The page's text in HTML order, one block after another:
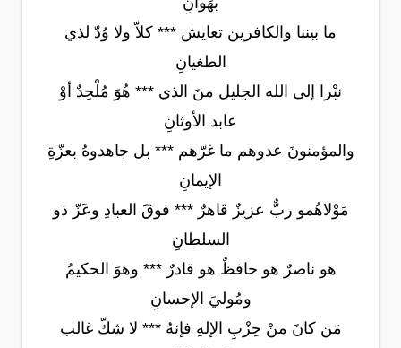
ما بيننا والكافرين تعايش *** كلاّ ولا وُدّ لذي
الطغيانِ
نبْرا إلى الله الجليل منَ الذي *** هُوَ مُلْحِدٌ أوْ
عابد الأوثانِ
والمؤمنونَ عدوهم ما غرّهم *** بل جاهدوهُ بعزّةِ
الإيمانِ
مَوْلاهُمو ربٌّ عزيزٌ قاهرٌ *** فوقَ العبادِ وعَزّ ذو
السلطانِ
هو ناصرٌ هو حافظٌ هو قادرٌ *** وهوَ الحكيمُ
ومُوليَ الإحسانِ
مَن كانَ منْ حِزْبِ الإلهِ فإنهُ *** لا شكّ غالب